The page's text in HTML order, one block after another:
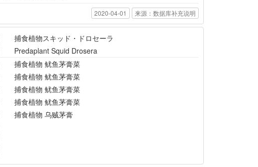
2020-04-01 来源：数据库补充说明
捕食植物スキッド・ドロセーラ
Predaplant Squid Drosera
捕食植物 鱿鱼茅膏菜
捕食植物 鱿鱼茅膏菜
捕食植物 鱿鱼茅膏菜
捕食植物 鱿鱼茅膏菜
捕食植物 乌贼茅膏